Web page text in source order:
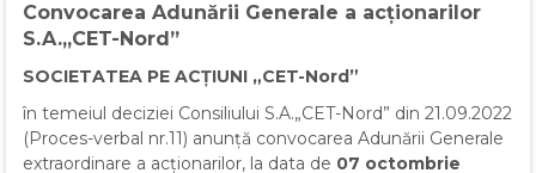
Convocarea Adunării Generale a acționarilor
S.A.„CET-Nord”
SOCIETATEA PE ACȚIUNI „CET-Nord”
în temeiul deciziei Consiliului S.A.„CET-Nord” din 21.09.2022
(Proces-verbal nr.11) anunță convocarea Adunării Generale
extraordinare a acționarilor, la data de 07 octombrie